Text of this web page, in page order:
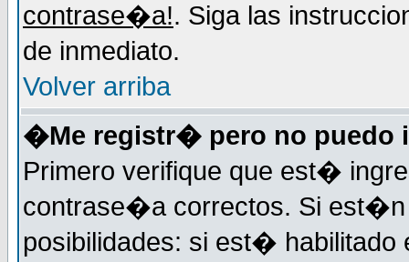
contrase�a!. Siga las
de inmediato.
Volver arriba
�Me registr� pero no puedo
Primero verifique que est�
contrase�a correctos. Si est�n
posibilidades: si est�